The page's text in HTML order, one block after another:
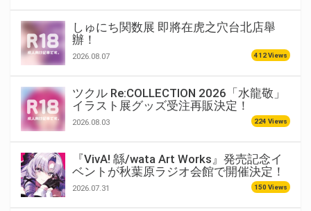
しゅにち関数展 即將在虎之穴台北店舉
辦！
2026.08.07 412 Views
ツクル Re:COLLECTION 2026「水龍敬」
イラスト展グッズ受注再販決定！
2026.08.03 224 Views
『VivA! 緜/wata Art Works』発売記念イ
ベントが秋葉原ラジオ会館で開催決定！
2026.07.31 150 Views